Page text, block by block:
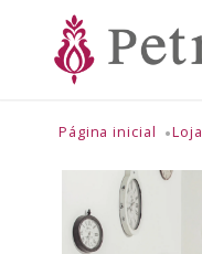
Página inicial Loja